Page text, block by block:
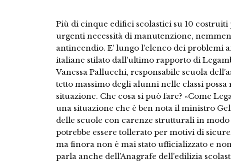
Più di cinque edifici scolastici su 10 costruiti
urgenti necessità di manutenzione,
antincendio. E’ lungo l’elenco dei problemi
italiane stilato dall’ultimo rapporto di
Vanessa Pallucchi, responsabile scuola
tetto massimo degli alunni nelle classi
situazione. Che cosa si può fare? «Come
una situazione che è ben nota il ministro
delle scuole con carenze strutturali in
potrebbe essere tollerato per motivi di
ma finora non è mai stato ufficializzato e
parla anche dell’Anagrafe dell’edilizia